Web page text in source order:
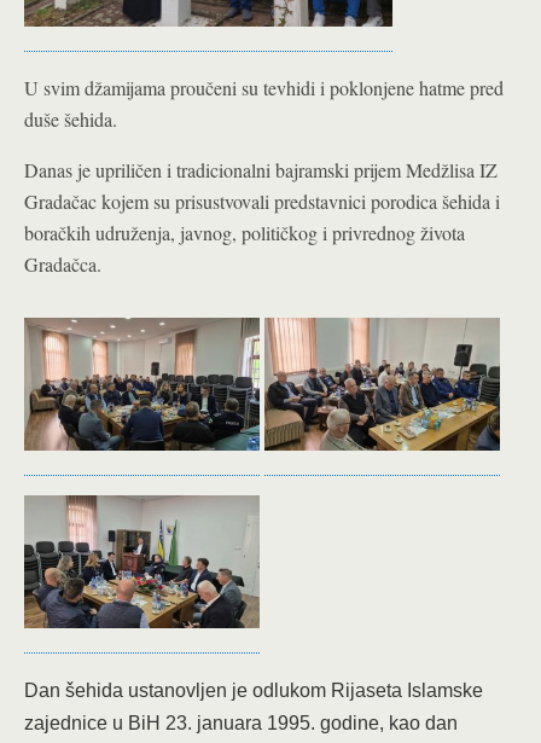
U svim džamijama proučeni su tevhidi i poklonjene hatme pred
duše šehida.
Danas je upriličen i tradicionalni bajramski prijem Medžlisa IZ
Gradačac kojem su prisustvovali predstavnici porodica šehida i
boračkih udruženja, javnog, političkog i privrednog života
Gradačca.
Dan šehida ustanovljen je odlukom Rijaseta Islamske
zajednice u BiH 23. januara 1995. godine, kao dan